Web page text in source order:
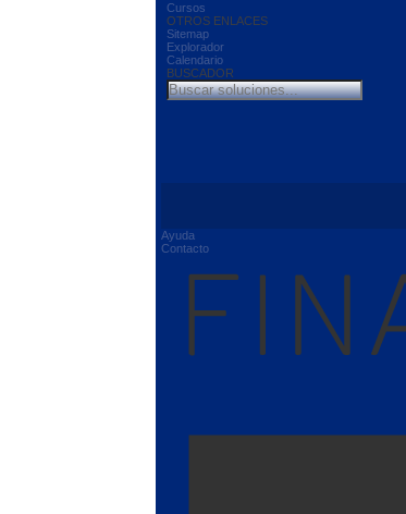
Cursos
OTROS ENLACES
Sitemap
Explorador
Calendario
BUSCADOR
Ayuda
Contacto